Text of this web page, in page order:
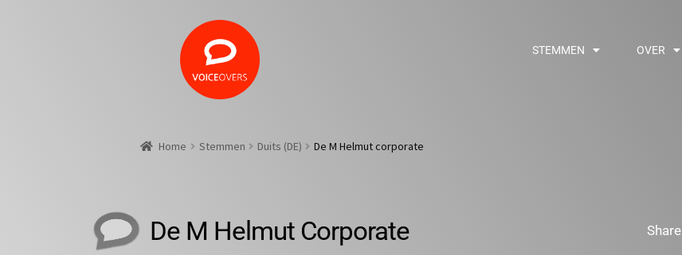
STEMMEN OVER
Home Stemmen Duits (DE) De M Helmut corporate
De M Helmut Corporate Share